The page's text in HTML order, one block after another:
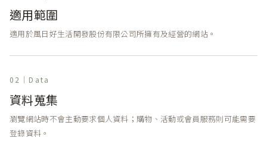
適用範圍
適用於風日好生活開發股份有限公司所擁有及經營的網站。
02｜Data
資料蒐集
瀏覽網站時不會主動要求個人資料；購物、活動或會員服務則可能需要
登錄資料。